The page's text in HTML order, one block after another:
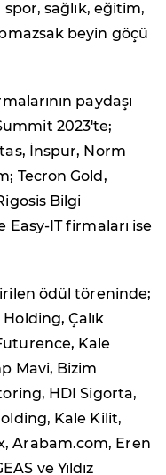
sağlık, eğitim,
beyin göçü
paydaşı
2023'te;
İnspur, Norm
Tecron Gold,
Bilgi
Easy-IT firmaları ise
ödül töreninde;
Çalık
Kale
Mavi, Bizim
HDI Sigorta,
Kale Kilit,
Arabam.com, Eren
ve Yıldız